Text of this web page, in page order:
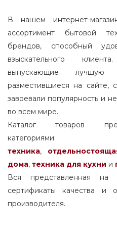
В нашем интернет-
ассортимент бытовой
брендов, способный
взыскательного
выпускающие
разместившиеся на сайте,
завоевали популярность и
во всем мире.
Каталог товаров
техника,
дома, техника для кухни и
Вся представленная на
сертификаты качества и
производителя.